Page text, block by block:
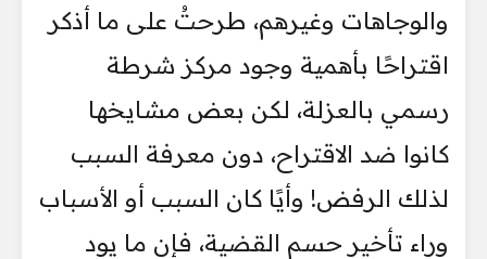
والوجاهات وغيرهم، طرحتُ على ما أذكر
اقتراحًا بأهمية وجود مركز شرطة
رسمي بالعزلة، لكن بعض مشايخها
كانوا ضد الاقتراح، دون معرفة السبب
لذلك الرفض! وأيًا كان السبب أو الأسباب
وراء تأخير حسم القضية، فإن ما يود